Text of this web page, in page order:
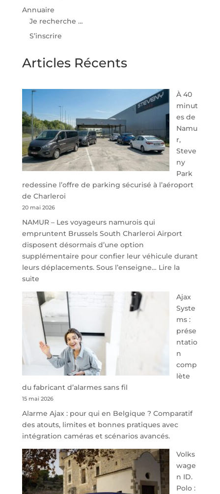
Annuaire
Je recherche …
S’inscrire
Articles Récents
À 40
minut
es de
Namu
r,
Steve
ny
Park
redessine l’offre de parking sécurisé à l’aéroport
de Charleroi
20 mai 2026
NAMUR – Les voyageurs namurois qui
empruntent Brussels South Charleroi Airport
disposent désormais d’une option
supplémentaire pour confier leur véhicule durant
leurs déplacements. Sous l’enseigne… Lire la
suite:
À
40
minutes
de
Namur,
Steveny
Park
redessine
de
parking
sécurisé
à
l’aéroport
de
Charleroi
Ajax
Syste
ms :
prése
ntatio
n
comp
lète
du fabricant d’alarmes sans fil
15 mai 2026
Alarme Ajax : pour qui en Belgique ? Comparatif
des atouts, limites et bonnes pratiques avec
intégration caméras et scénarios avancés.
Volks
wage
n ID.
Polo :